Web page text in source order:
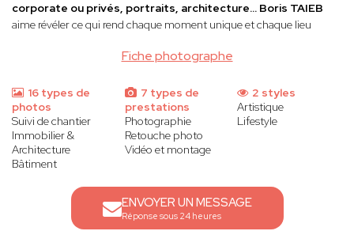
Fiche photographe
corporate ou privés, portraits, architecture... Boris TAIEB
aime révéler ce qui rend chaque moment unique et chaque lieu
16 types de
photos
Suivi de chantier
Immobilier &
Architecture
Bâtiment
7 types de
prestations
Photographie
Retouche photo
Vidéo et montage
2 styles
Artistique
Lifestyle
ENVOYER UN MESSAGE
Réponse sous 24 heures